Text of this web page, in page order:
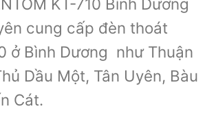
KT-710 Bình Dương
cung cấp đèn thoát
ở Bình Dương như Thuận
Dầu Một, Tân Uyên, Bàu
Cát.